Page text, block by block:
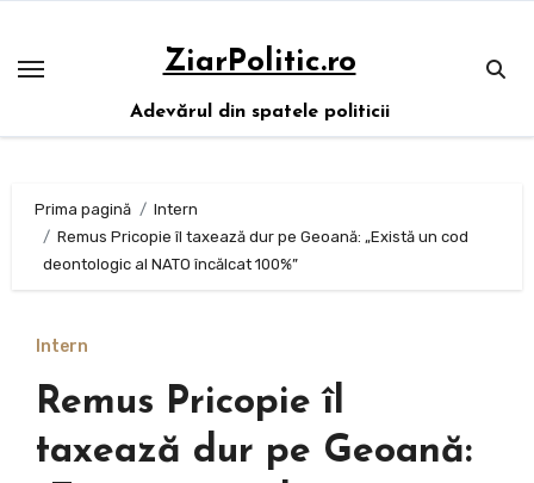
conținut
ZiarPolitic.ro
Adevărul din spatele politicii
Prima pagină
Intern
Remus Pricopie îl taxează dur pe Geoană: „Există un cod
deontologic al NATO încălcat 100%”
Intern
Remus Pricopie îl
taxează dur pe Geoană: